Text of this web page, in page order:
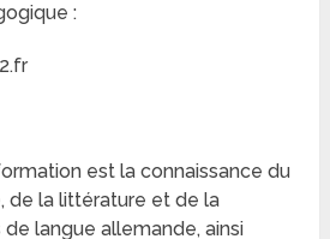
:
est la connaissance du
de la littérature et de la
langue allemande, ainsi